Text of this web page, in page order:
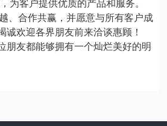
、合作共赢，并愿意与所有客户成
诚欢迎各界朋友前来洽谈惠顾！
朋友都能够拥有一个灿烂美好的明